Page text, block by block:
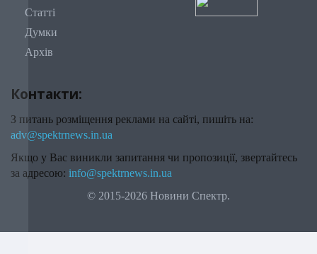
Статті
Думки
Архів
Контакти:
З питань розміщення реклами на сайті, пишіть на:
adv@spektrnews.in.ua
Якщо у Вас виникли запитання чи пропозиції, звертайтесь
за адресою: info@spektrnews.in.ua
© 2015-2026 Новини Спектр.